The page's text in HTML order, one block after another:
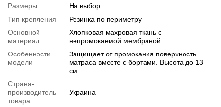
Размеры
На выбор
Тип крепления
Резинка по периметру
Основной
материал
Хлопковая махровая ткань с
непромокаемой мембраной
Особенности
модели
Защищает от промокания поверхность
матраса вместе с бортами. Высота до 13
см.
Страна-
производитель
товара
Украина